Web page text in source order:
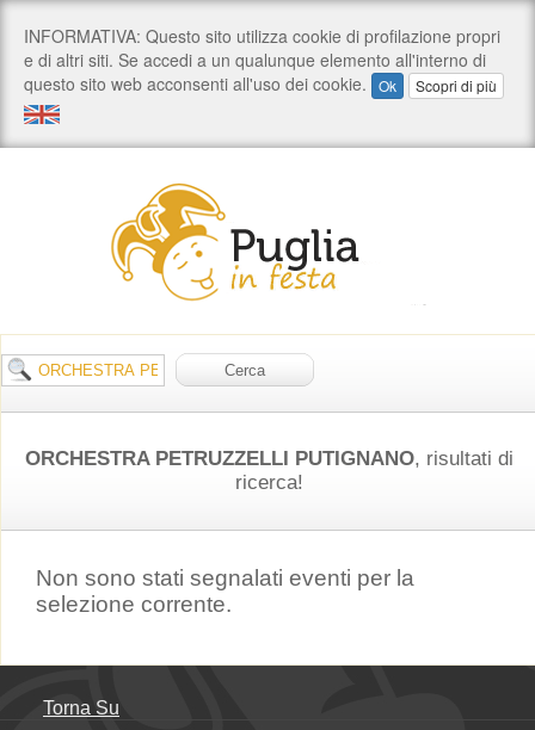
ORCHESTRA PETRUZZELLI PUTIGNANO, risultati di
ricerca!
Non sono stati segnalati eventi per la
selezione corrente.
Torna Su